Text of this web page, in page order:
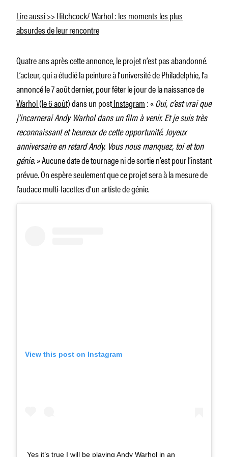
Lire aussi >> Hitchcock/ Warhol : les moments les plus
absurdes de leur rencontre
Quatre ans après cette annonce, le projet n’est pas abandonné.
L’acteur, qui a étudié la peinture à l’université de Philadelphie, l’a
annoncé le 7 août dernier, pour fêter le jour de la naissance de
Warhol (le 6 août)dans un postInstagram: «Oui, c’est vrai que
j’incarnerai Andy Warhol dans un film à venir. Et je suis très
reconnaissant et heureux de cette opportunité. Joyeux
anniversaire en retard Andy. Vous nous manquez, toi et ton
génie.» Aucune date de tournage ni de sortie n’est pour l’instant
prévue. On espère seulement que ce projet sera à la mesure de
l’audace multi-facettes d’un artiste de génie.
View this post on Instagram
Yes it’s true I will be playing Andy Warhol in an